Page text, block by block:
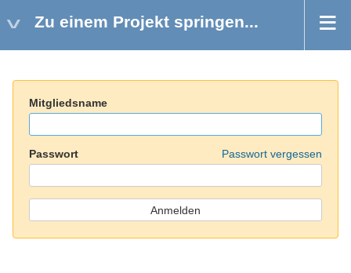
Zu einem Projekt springen...
Mitgliedsname
Passwort Passwort vergessen